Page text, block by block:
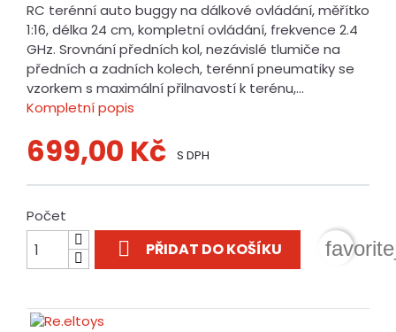
RC terénní auto buggy na dálkové ovládání, měřítko
1:16, délka 24 cm, kompletní ovládání, frekvence 2.4
GHz. Srovnání předních kol, nezávislé tlumiče na
předních a zadních kolech, terénní pneumatiky se
vzorkem s maximální přilnavostí k terénu,...
Kompletní popis
699,00 Kč S DPH
Počet
 PŘIDAT DO KOŠÍKU